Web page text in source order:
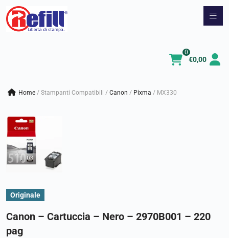
Vai
€0,00
0
Home / Stampanti Compatibili / canon / pixma / MX330
Originale
Canon – Cartuccia – Nero – 2970B001 – 220
pag